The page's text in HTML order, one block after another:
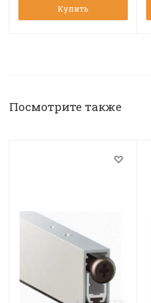
Купить
Посмотрите также